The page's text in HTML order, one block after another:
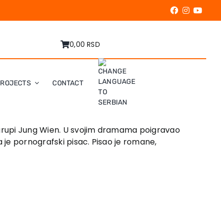
0,00 RSD
CONTACT
Jung Wien. U svojim dramama poigravao
pornografski pisac. Pisao je romane,